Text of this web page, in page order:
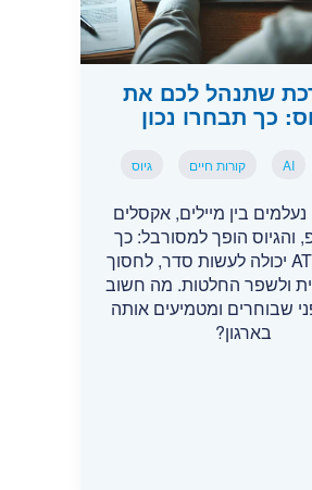
שתנהל לכם את
כך תבחרו נכון
AI קורות חיים גיוס
בין מיילים, אקסלים
והגיוס הופך למסורבל: כך
מערכת ATS יכולה לעשות סדר, לחסוך
ולשפר החלטות. מה חשוב
שבוחרים ומטמיעים אותה
בארגון?